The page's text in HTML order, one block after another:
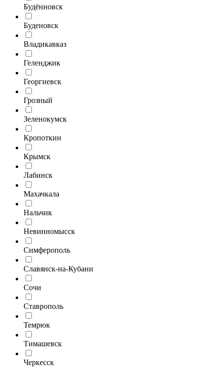
Будённовск
Буденовск
Владикавказ
Геленджик
Георгиевск
Грозный
Зеленокумск
Кропоткин
Крымск
Лабинск
Махачкала
Нальчик
Невинномысск
Симферополь
Славянск-на-Кубани
Сочи
Ставрополь
Темрюк
Тимашевск
Черкесск